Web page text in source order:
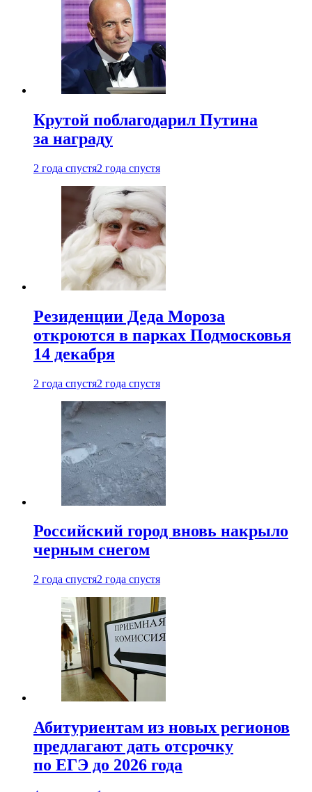
Крутой поблагодарил Путина
за награду
2 года спустя2 года спустя
Резиденции Деда Мороза
откроются в парках Подмосковья
14 декабря
2 года спустя2 года спустя
Российский город вновь накрыло
черным снегом
2 года спустя2 года спустя
Абитуриентам из новых регионов
предлагают дать отсрочку
по ЕГЭ до 2026 года